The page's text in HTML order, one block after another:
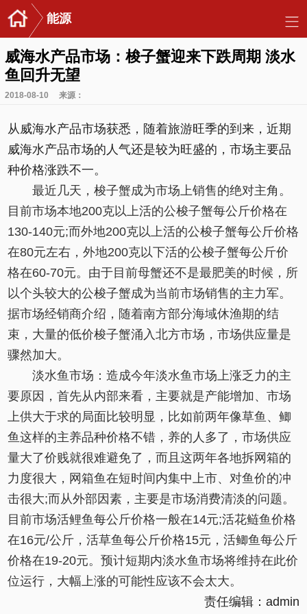
能源
威海水产品市场：梭子蟹迎来下跌周期 淡水
鱼回升无望
2018-08-10 来源：
从威海水产品市场获悉，随着旅游旺季的到来，近期
威海水产品市场的人气还是较为旺盛的，市场主要品
种价格涨跌不一。
最近几天，梭子蟹成为市场上销售的绝对主角。
目前市场本地200克以上活的公梭子蟹每公斤价格在
130-140元;而外地200克以上活的公梭子蟹每公斤价格
在80元左右，外地200克以下活的公梭子蟹每公斤价
格在60-70元。由于目前母蟹还不是最肥美的时候，所
以个头较大的公梭子蟹成为当前市场销售的主力军。
据市场经销商介绍，随着南方部分海域休渔期的结
束，大量的低价梭子蟹涌入北方市场，市场供应量是
骤然加大。
淡水鱼市场：造成今年淡水鱼市场上涨乏力的主
要原因，首先从内部来看，主要就是产能增加、市场
上供大于求的局面比较明显，比如前两年像草鱼、鲫
鱼这样的主养品种价格不错，养的人多了，市场供应
量大了价贱就很难避免了，而且这两年各地拆网箱的
力度很大，网箱鱼在短时间内集中上市、对鱼价的冲
击很大;而从外部因素，主要是市场消费清淡的问题。
目前市场活鲤鱼每公斤价格一般在14元;活花鲢鱼价格
在16元/公斤，活草鱼每公斤价格15元，活鲫鱼每公斤
价格在19-20元。预计短期内淡水鱼市场将维持在此价
位运行，大幅上涨的可能性应该不会太大。
责任编辑：admin